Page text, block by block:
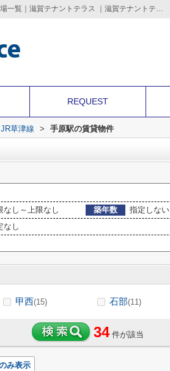
手原駅の店舗、事務所、土地(賃貸)、住宅以外建物全部、駐車場一覧｜滋賀テナントテラス ｜滋賀テナントテラス | 滋賀のテナント店舗・事務所・倉庫・借地などの事業用不動産を情報満載
REQUEST
JR草津線 > 手原駅の賃貸物件
なし～上限なし 築年数
指定しない
なし
甲西(15) 石部(11)
34 件が該当
み表示